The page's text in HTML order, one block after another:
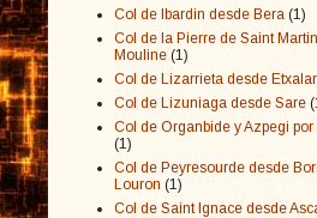
Col de Ibardin desde Bera (1)
Col de la Pierre de Saint
Mouline (1)
Col de Lizarrieta desde Etxalar
Col de Lizuniaga desde Sare
Col de Organbide y Azpegi por
(1)
Col de Peyresourde desde
Louron (1)
Col de Saint Ignace desde